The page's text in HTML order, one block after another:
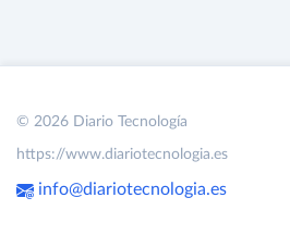
© 2026 Diario Tecnología
https://www.diariotecnologia.es
info@diariotecnologia.es